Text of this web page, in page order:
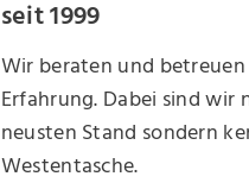
seit 1999
Wir beraten und betreuen
Erfahrung. Dabei sind wir
neusten Stand sondern
Westentasche.